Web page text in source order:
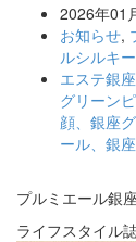
2026年01
お知らせ,
ルシルキ
エステ銀座
グリーン
顔、銀座
ール、銀
プルミエール銀
ライフスタイル